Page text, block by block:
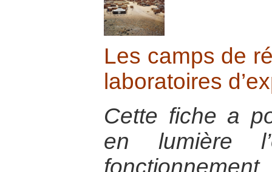
Les camps de
laboratoires
Cette fiche a
en lumière